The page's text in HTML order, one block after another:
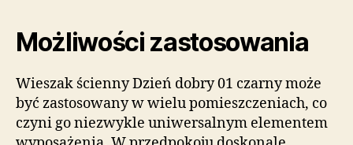
Możliwości zastosowania
Wieszak ścienny Dzień dobry 01 czarny może
być zastosowany w wielu pomieszczeniach, co
czyni go niezwykle uniwersalnym elementem